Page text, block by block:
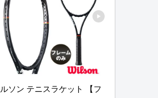
ソン テニスラケット 【フ